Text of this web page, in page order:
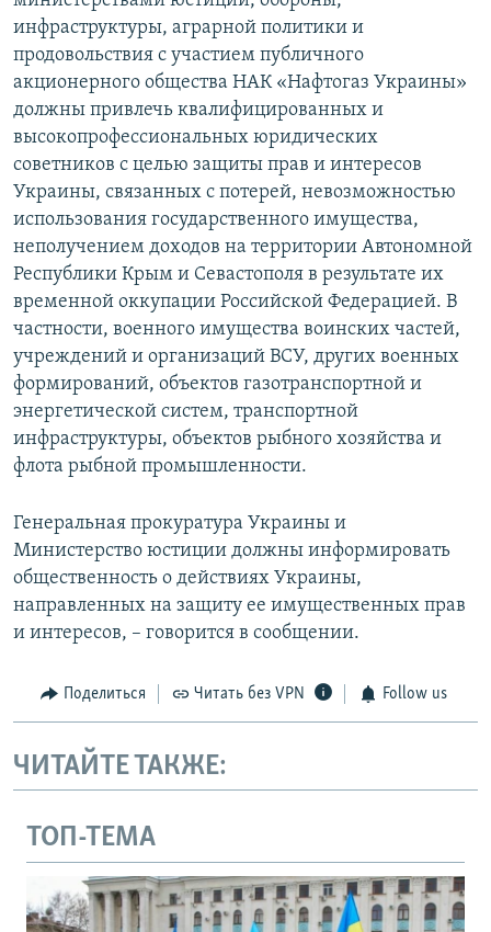
инфраструктуры, аграрной политики и
продовольствия с участием публичного
акционерного общества НАК «Нафтогаз Украины»
должны привлечь квалифицированных и
высокопрофессиональных юридических
советников с целью защиты прав и интересов
Украины, связанных с потерей, невозможностью
использования государственного имущества,
неполучением доходов на территории Автономной
Республики Крым и Севастополя в результате их
временной оккупации Российской Федерацией. В
частности, военного имущества воинских частей,
учреждений и организаций ВСУ, других военных
формирований, объектов газотранспортной и
энергетической систем, транспортной
инфраструктуры, объектов рыбного хозяйства и
флота рыбной промышленности.
Генеральная прокуратура Украины и
Министерство юстиции должны информировать
общественность о действиях Украины,
направленных на защиту ее имущественных прав
и интересов, – говорится в сообщении.
Поделиться Читать без VPN Follow us
ЧИТАЙТЕ ТАКЖЕ:
ТОП-ТЕМА